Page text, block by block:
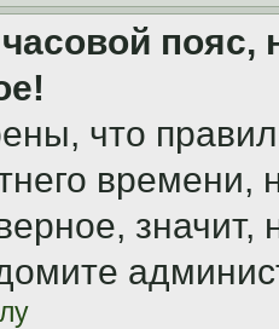
пояс,
что
значит,